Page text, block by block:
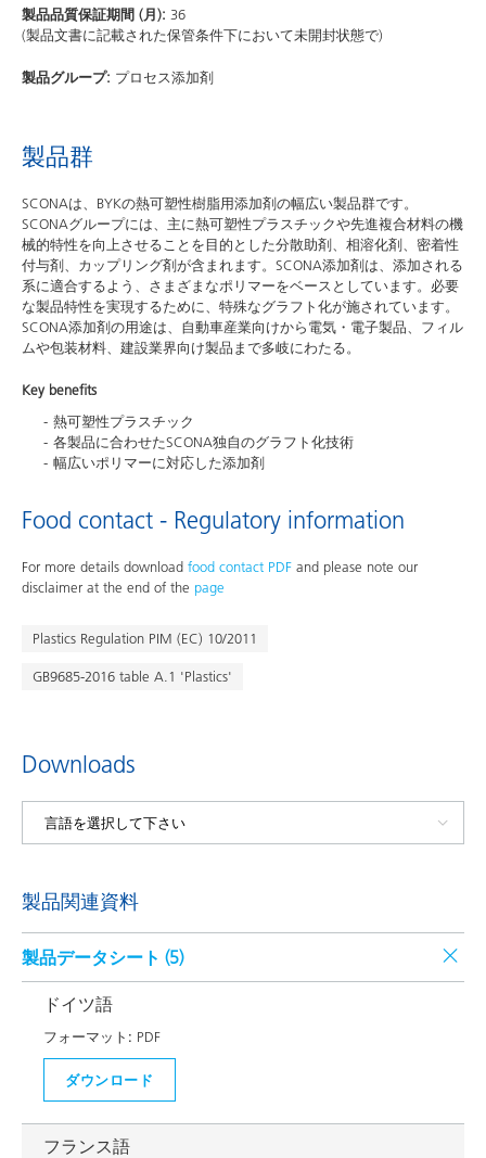
製品品質保証期間 (月): 36
(製品文書に記載された保管条件下において未開封状態で)
製品グループ: プロセス添加剤
製品群
SCONAは、BYKの熱可塑性樹脂用添加剤の幅広い製品群です。
SCONAグループには、主に熱可塑性プラスチックや先進複合材料の機
械的特性を向上させることを目的とした分散助剤、相溶化剤、密着性
付与剤、カップリング剤が含まれます。SCONA添加剤は、添加される
系に適合するよう、さまざまなポリマーをベースとしています。必要
な製品特性を実現するために、特殊なグラフト化が施されています。
SCONA添加剤の用途は、自動車産業向けから電気・電子製品、フィル
ムや包装材料、建設業界向け製品まで多岐にわたる。
Key benefits
熱可塑性プラスチック
各製品に合わせたSCONA独自のグラフト化技術
幅広いポリマーに対応した添加剤
Food contact - Regulatory information
For more details download food contact PDF and please note our
disclaimer at the end of the page
Plastics Regulation PIM (EC) 10/2011
GB9685-2016 table A.1 'Plastics'
Downloads
製品関連資料
製品データシート (5)
ドイツ語
フォーマット: PDF
ダウンロード
フランス語